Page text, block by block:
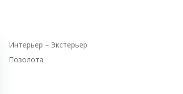
Интерьер – Экстерьер
Позолота